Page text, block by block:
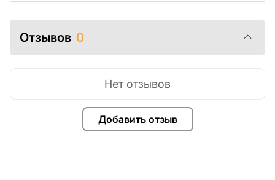
Отзывов 0
Добавить отзыв
Нет отзывов